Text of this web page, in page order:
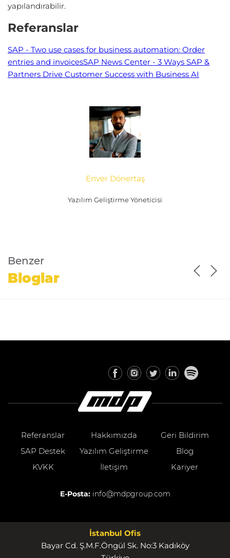
yapılandırabilir.
Referanslar
SAP - Two use cases for business automation: Order
entries and invoicesSAP News Center - 3 Ways SAP &
Partners Drive Customer Success with Business AI
Enver Dönertaş
Yazılım Geliştirme Yöneticisi
Benzer
Bloglar
Referanslar Hakkımızda
Geri Bildirim
SAP Destek
Yazılım Geliştirme
Blog
KVKK
İletişim Kariyer
E-Posta: info@mdpgroup.com
İstanbul Ofis
Bayar Cd. Ş.M.F.Öngül Sk. No:3 Kadıköy